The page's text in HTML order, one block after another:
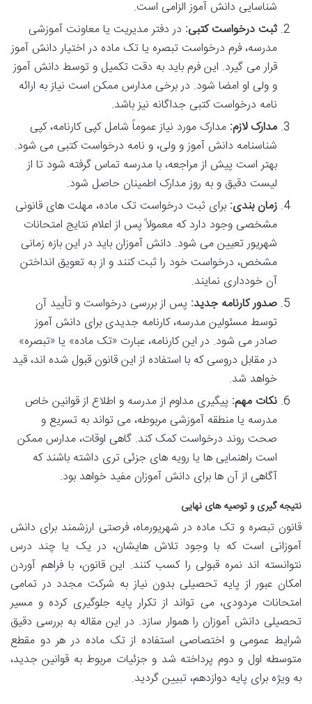
شناسایی دانش آموز الزامی است.
ثبت درخواست کتبی: در دفتر مدیریت یا معاونت آموزشی
مدرسه، فرم درخواست تبصره یا تک ماده در اختیار دانش آموز
قرار می گیرد. این فرم باید به دقت تکمیل و توسط دانش آموز
و ولی او امضا شود. در برخی مدارس ممکن است نیاز به ارائه
نامه درخواست کتبی جداگانه نیز باشد.
مدارک لازم: مدارک مورد نیاز عموماً شامل کپی کارنامه، کپی
شناسنامه دانش آموز و ولی، و نامه درخواست کتبی می شود.
بهتر است پیش از مراجعه، با مدرسه تماس گرفته شود تا از
لیست دقیق و به روز مدارک اطمینان حاصل شود.
زمان بندی: برای ثبت درخواست تک ماده، مهلت های قانونی
مشخصی وجود دارد که معمولاً پس از اعلام نتایج امتحانات
شهریور تعیین می شود. دانش آموزان باید در این بازه زمانی
مشخص، درخواست خود را ثبت کنند و از به تعویق انداختن
آن خودداری نمایند.
صدور کارنامه جدید: پس از بررسی درخواست و تأیید آن
توسط مسئولین مدرسه، کارنامه جدیدی برای دانش آموز
صادر می شود. در این کارنامه، عبارت «تک ماده» یا «تبصره»
در مقابل دروسی که با استفاده از این قانون قبول شده اند، قید
خواهد شد.
نکات مهم: پیگیری مداوم از مدرسه و اطلاع از قوانین خاص
مدرسه یا منطقه آموزشی مربوطه، می تواند به تسریع و
صحت روند درخواست کمک کند. گاهی اوقات، مدارس ممکن
است راهنمایی ها یا رویه های جزئی تری داشته باشند که
آگاهی از آن ها برای دانش آموزان مفید خواهد بود.
نتیجه گیری و توصیه های نهایی
قانون تبصره و تک ماده در شهریورماه، فرصتی ارزشمند برای دانش
آموزانی است که با وجود تلاش هایشان، در یک یا چند درس
نتوانسته اند نمره قبولی را کسب کنند. این قانون، با فراهم آوردن
امکان عبور از پایه تحصیلی بدون نیاز به شرکت مجدد در تمامی
امتحانات مردودی، می تواند از تکرار پایه جلوگیری کرده و مسیر
تحصیلی دانش آموزان را هموار سازد. در این مقاله به بررسی دقیق
شرایط عمومی و اختصاصی استفاده از تک ماده در هر دو مقطع
متوسطه اول و دوم پرداخته شد و جزئیات مربوط به قوانین جدید،
به ویژه برای پایه دوازدهم، تبیین گردید.